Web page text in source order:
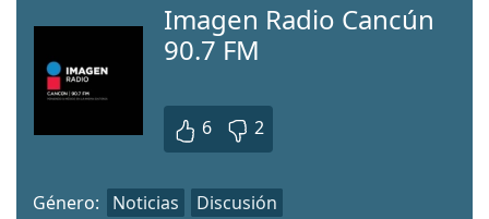
Imagen Radio Cancún
90.7 FM
6 2
Género: Noticias Discusión